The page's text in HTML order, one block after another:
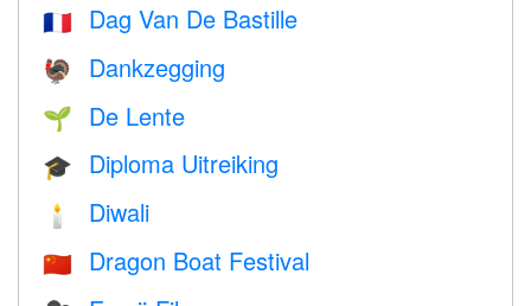
🇫🇷 Dag Van De Bastille
🦃 Dankzegging
🌱 De Lente
🎓 Diploma Uitreiking
🕯 Diwali
🇨🇳 Dragon Boat Festival